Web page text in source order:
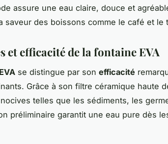
assure une eau claire, douce et
saveur des boissons comme le café et le
et efficacité de la fontaine EVA
se distingue par son efficacité
Grâce à son filtre céramique haute
telles que les sédiments, les
préliminaire garantit une eau pure dès